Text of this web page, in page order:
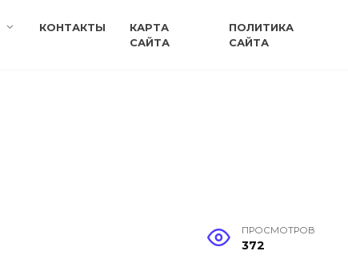
КОНТАКТЫ
КАРТА
САЙТА
ПОЛИТИКА
САЙТА
ПРОСМОТРОВ
372